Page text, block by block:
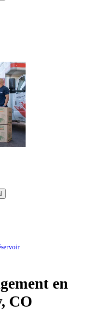
en
CO